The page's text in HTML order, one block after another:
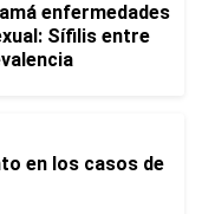
enfermedades
Sífilis entre
en los casos de